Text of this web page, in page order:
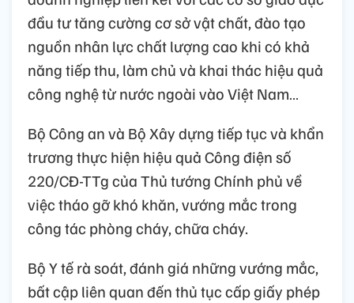
đầu tư tăng cường cơ sở vật chất, đào tạo
nguồn nhân lực chất lượng cao khi có khả
năng tiếp thu, làm chủ và khai thác hiệu quả
công nghệ từ nước ngoài vào Việt Nam…
Bộ Công an và Bộ Xây dựng tiếp tục và khẩn
trương thực hiện hiệu quả Công điện số
220/CĐ-TTg của Thủ tướng Chính phủ về
việc tháo gỡ khó khăn, vướng mắc trong
công tác phòng cháy, chữa cháy.
Bộ Y tế rà soát, đánh giá những vướng mắc,
bất cập liên quan đến thủ tục cấp giấy phép